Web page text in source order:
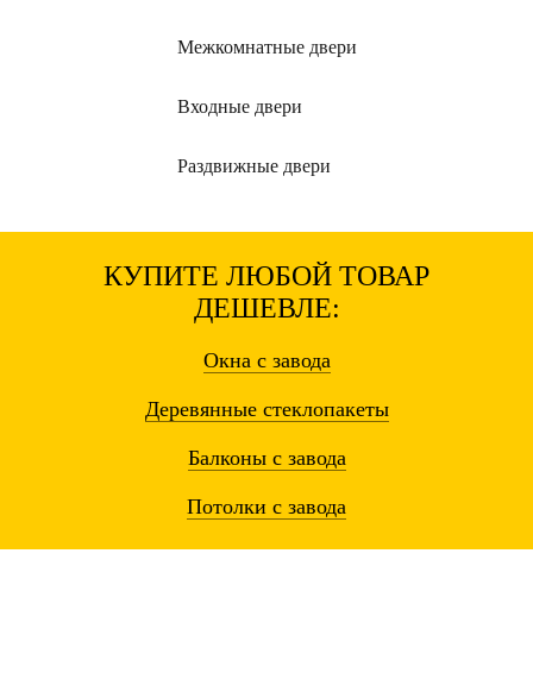
Межкомнатные двери
Входные двери
Раздвижные двери
КУПИТЕ ЛЮБОЙ ТОВАР
ДЕШЕВЛЕ:
Окнас завода
Деревянные стеклопакеты
Балконы с завода
Потолки с завода